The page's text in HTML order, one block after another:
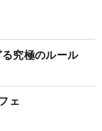
究極のルール
ェ